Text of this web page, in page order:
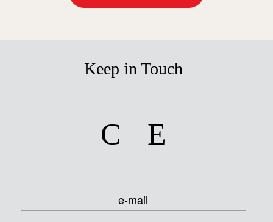
Keep in Touch
e-mail